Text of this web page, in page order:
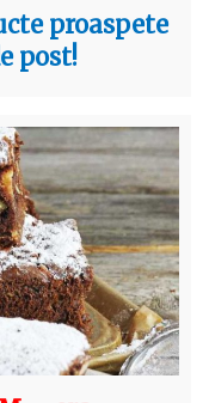
proaspete
post!